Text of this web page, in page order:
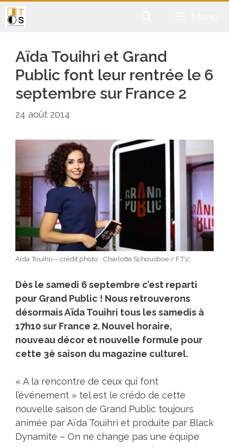
Aller
au
Aïda Touihri et Grand
Public font leur rentrée le 6
septembre sur France 2
24 août 2014
Aïda Touihri – crédit photo : Charlotte Schousboe / FTV;
Dès le samedi 6 septembre c’est reparti
pour Grand Public ! Nous retrouverons
désormais Aïda Touihri tous les samedis à
17h10 sur France 2. Nouvel horaire,
nouveau décor et nouvelle formule pour
cette 3è saison du magazine culturel.
« A la rencontre de ceux qui font
l’événement » tel est le crédo de cette
nouvelle saison de Grand Public toujours
animée par Aïda Touihri et produite par Black
Dynamite – On ne change pas une équipe